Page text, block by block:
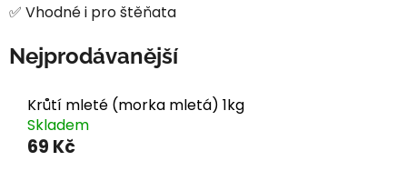
✅ Vhodné i pro štěňata
Nejprodávanější
Krůtí mleté (morka mletá) 1kg
Skladem
69 Kč